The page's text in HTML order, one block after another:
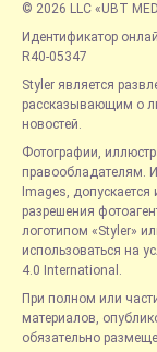
© 2026 LLC «UBT
Идентификатор
R40-05347
Styler является
рассказывающим о
новостей.
Фотографии,
правообладателям.
Images,
разрешения
логотипом «Styler»
использоваться на
4.0 International.
При полном или
материалов,
обязательно